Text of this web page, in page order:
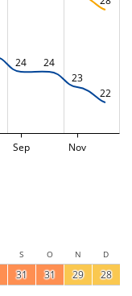
24
24
23
22
Sep Nov
S O N D
31 31 29 28